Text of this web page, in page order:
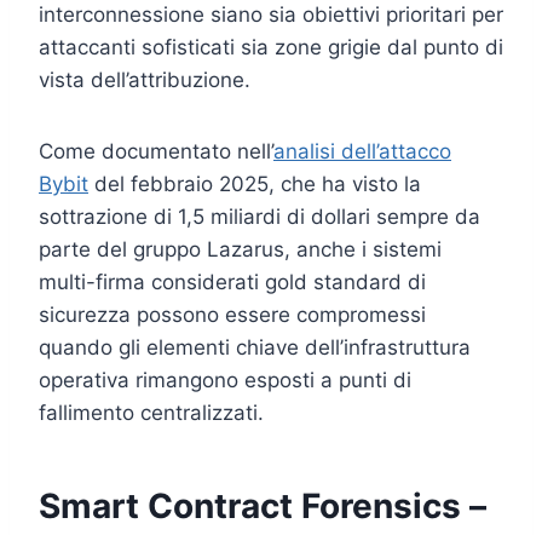
interconnessione siano sia obiettivi prioritari per
attaccanti sofisticati sia zone grigie dal punto di
vista dell’attribuzione.
Come documentato nell’analisi dell’attacco
Bybit del febbraio 2025, che ha visto la
sottrazione di 1,5 miliardi di dollari sempre da
parte del gruppo Lazarus, anche i sistemi
multi-firma considerati gold standard di
sicurezza possono essere compromessi
quando gli elementi chiave dell’infrastruttura
operativa rimangono esposti a punti di
fallimento centralizzati.
Smart Contract Forensics –